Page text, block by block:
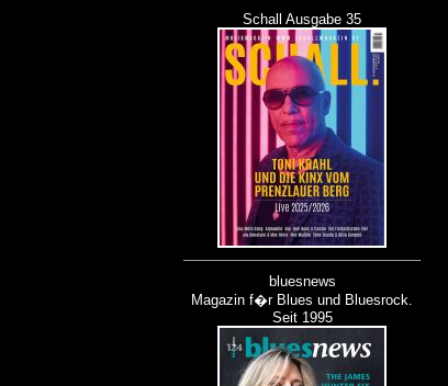
Schall Ausgabe 35
bluesnews
Magazin f�r Blues und Bluesrock.
Seit 1995